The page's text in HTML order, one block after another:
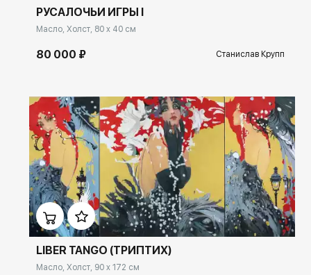
РУСАЛОЧЬИ ИГРЫ I
Масло, Холст, 80 x 40 см
80 000 ₽ Станислав Крупп
Домен: ekb.rakovgallery.ru
LIBER TANGO (ТРИПТИХ)
Масло, Холст, 90 x 172 см